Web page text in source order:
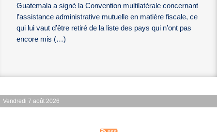
Guatemala a signé la Convention multilatérale concernant
l’assistance administrative mutuelle en matière fiscale, ce
qui lui vaut d’être retiré de la liste des pays qui n’ont pas
encore mis (…)
Vendredi 7 août 2026